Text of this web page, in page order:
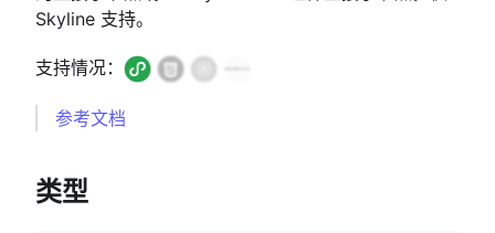
Skyline 支持。
支持情况：
参考文档
类型